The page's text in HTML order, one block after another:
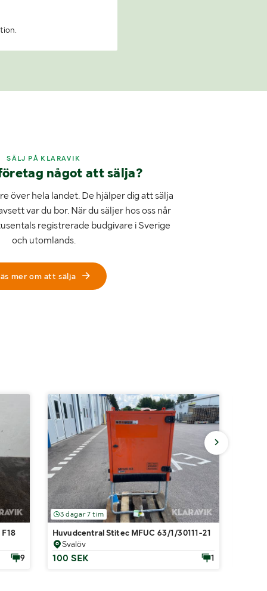
SÄLJ PÅ KLARAVIK
något att sälja?
över hela landet. De hjälper dig att sälja
var du bor. När du säljer hos oss når
registrerade budgivare i Sverige
och utomlands.
mer om att sälja
9
3 dagar 7 tim
Huvudcentral Stitec MFUC 63/1/30111-21
Svalöv
100 SEK 1